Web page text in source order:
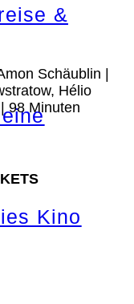
&
Kino
Schäublin |
Hélio
98 Minuten